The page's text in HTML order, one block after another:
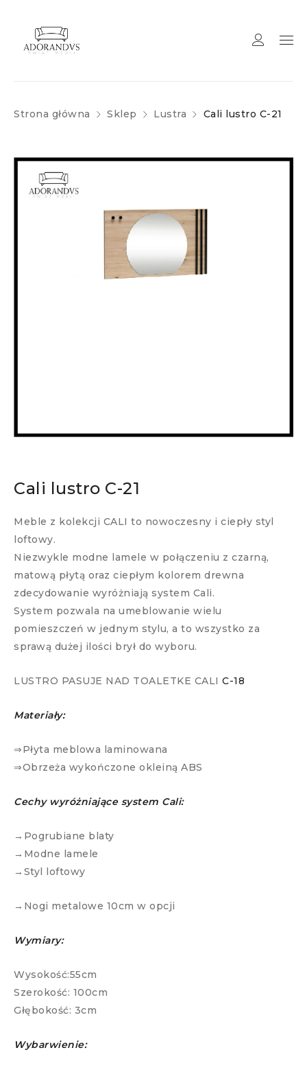
Strona główna Sklep Lustra Cali lustro C-21
Cali lustro C-21
Meble z kolekcji CALI to nowoczesny i ciepły styl
loftowy.
Niezwykle modne lamele w połączeniu z czarną,
matową płytą oraz ciepłym kolorem drewna
zdecydowanie wyróżniają system Cali.
System pozwala na umeblowanie wielu
pomieszczeń w jednym stylu, a to wszystko za
sprawą dużej ilości brył do wyboru.
LUSTRO PASUJE NAD TOALETKE CALI C-18
Materiały:
⇒Płyta meblowa laminowana
⇒Obrzeża wykończone okleiną ABS
Cechy wyróżniające system Cali:
→Pogrubiane blaty
→Modne lamele
→Styl loftowy
→Nogi metalowe 10cm w opcji
Wymiary:
Wysokość:55cm
Szerokość: 100cm
Głębokość: 3cm
Wybarwienie: